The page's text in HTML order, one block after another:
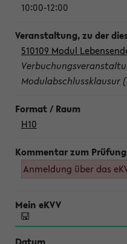
10:00-12:00
510109 Modul
Modulabschlussklausur
H10
Anmeldung über das